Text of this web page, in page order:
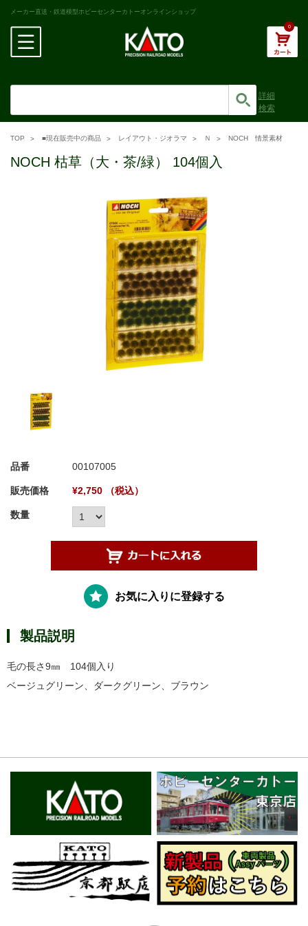
メーカー直送・鉄道模型ホビーセンターカトーオンラインショップ
0
詳細
検索
TOP ■現在販売中の商品 レイアウト・ジオラマ Ｎ NOCH 情景素材
NOCH 枯草（大・茶/緑） 104個入
品番 00107005
販売価格 ¥2,750 （税込）
数量
お気に入りに登録する
製品説明
毛の長さ9㎜ 104個入り
ベージュグリーン、ダークグリーン、ブラウン